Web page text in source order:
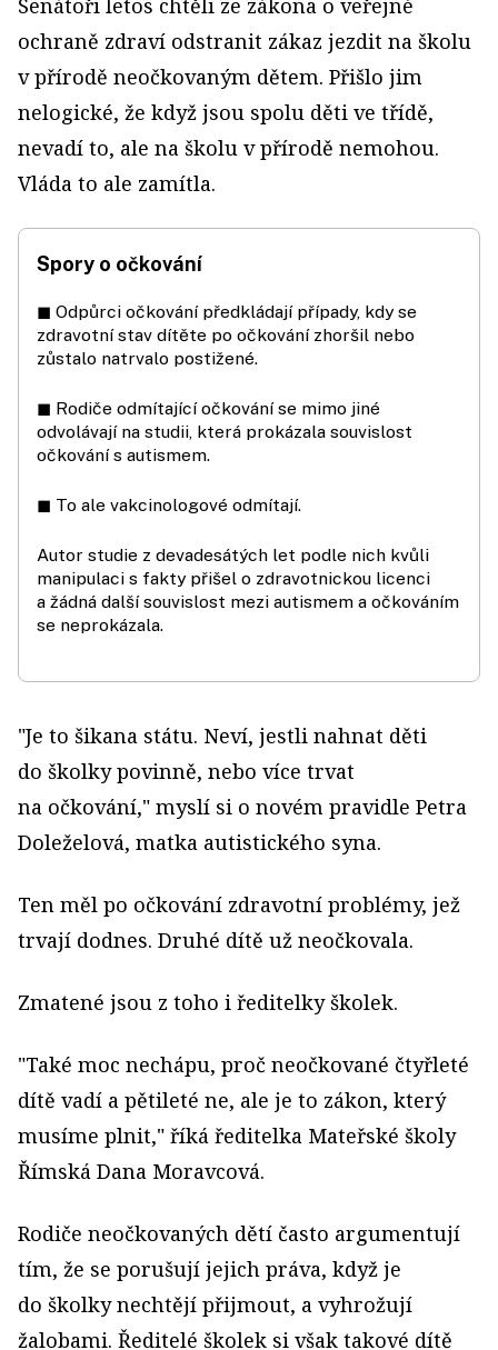
Senátoři letos chtěli ze zákona o veřejné
ochraně zdraví odstranit zákaz jezdit na školu
v přírodě neočkovaným dětem. Přišlo jim
nelogické, že když jsou spolu děti ve třídě,
nevadí to, ale na školu v přírodě nemohou.
Vláda to ale zamítla.
Spory o očkování
◼ Odpůrci očkování předkládají případy, kdy se
zdravotní stav dítěte po očkování zhoršil nebo
zůstalo natrvalo postižené.
◼ Rodiče odmítající očkování se mimo jiné
odvolávají na studii, která prokázala souvislost
očkování s autismem.
◼ To ale vakcinologové odmítají.
Autor studie z devadesátých let podle nich kvůli
manipulaci s fakty přišel o zdravotnickou licenci
a žádná další souvislost mezi autismem a očkováním
se neprokázala.
"Je to šikana státu. Neví, jestli nahnat děti
do školky povinně, nebo více trvat
na očkování," myslí si o novém pravidle Petra
Doleželová, matka autistického syna.
Ten měl po očkování zdravotní problémy, jež
trvají dodnes. Druhé dítě už neočkovala.
Zmatené jsou z toho i ředitelky školek.
"Také moc nechápu, proč neočkované čtyřleté
dítě vadí a pětileté ne, ale je to zákon, který
musíme plnit," říká ředitelka Mateřské školy
Římská Dana Moravcová.
Rodiče neočkovaných dětí často argumentují
tím, že se porušují jejich práva, když je
do školky nechtějí přijmout, a vyhrožují
žalobami. Ředitelé školek si však takové dítě